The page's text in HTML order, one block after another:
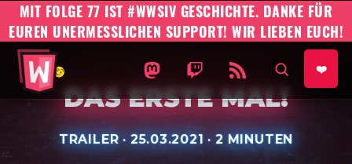
MIT FOLGE 77 IST #WWSIV GESCHICHTE. DANKE FÜR
EUREN UNERMESSLICHEN SUPPORT! WIR LIEBEN EUCH!
#WWSIV Homepage
WO WIR SIND IST VORNE AUF
WO WIR SIND IST VORNE
WO WIR SIND IST
AUF❤️
DAS ERSTE MAL!
TRAILER· VERÖFFENTLICHT AM:
25.03.2021 ·SPIELZEIT:
2 MINUTEN